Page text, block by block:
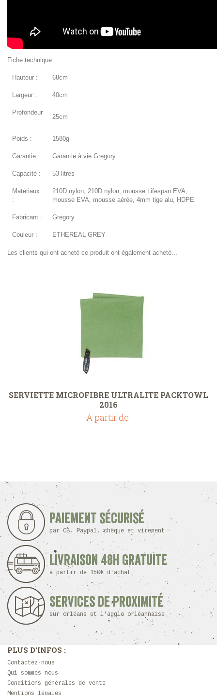
Fiche technique
Hauteur : 68cm
Largeur : 40cm
Profondeur
:
25cm
Poids : 1580g
Garantie : Garantie à vie Gregory
Capacité : 53 litres
Matériaux
:
210D nylon, 210D nylon, mousse Lifespan EVA,
mousse EVA, mousse aérée, 4mm tige alu, HDPE
Fabricant : Gregory
Couleur : ETHEREAL GREY
Les clients qui ont acheté ce produit ont également acheté...
SERVIETTE MICROFIBRE ULTRALITE PACKTOWL
2016
A partir de
Paiement sécurisé
par CB, Paypal, chèque et virement
Livraison 48h Gratuite
à partir de 150€ d'achat
Services de proximité
sur orléans et l'agglo orléannaise
PLUS D'INFOS :
Contactez-nous
Qui sommes nous
Conditions générales de vente
Mentions légales